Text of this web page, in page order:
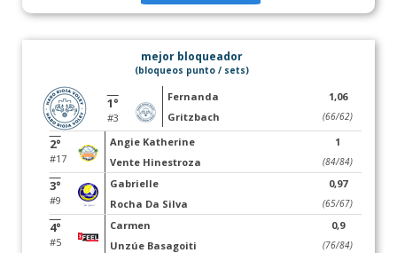
mejor bloqueador
(bloqueos punto / sets)
1°
#3
Fernanda
Gritzbach
1,06
(66/62)
2°
#17
Angie Katherine
Vente Hinestroza
1
(84/84)
3°
#9
Gabrielle
Rocha Da Silva
0,97
(65/67)
4°
#5
Carmen
Unzúe Basagoiti
0,9
(76/84)